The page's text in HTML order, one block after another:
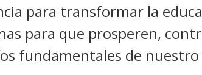
para transformar la
para que prosperen,
fundamentales de